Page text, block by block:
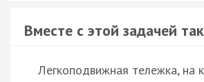
Вместе с этой задачей
Легкоподвижная тележка, на